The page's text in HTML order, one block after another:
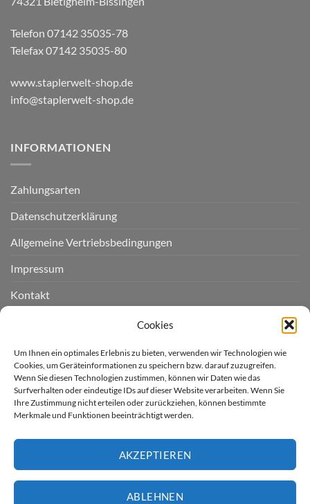
Cookies
Um Ihnen ein optimales Erlebnis zu bieten, verwenden wir Technologien wie
Cookies, um Geräteinformationen zu speichern bzw. darauf zuzugreifen.
Wenn Sie diesen Technologien zustimmen, können wir Daten wie das
Surfverhalten oder eindeutige IDs auf dieser Website verarbeiten. Wenn Sie
Ihre Zustimmung nicht erteilen oder zurückziehen, können bestimmte
Merkmale und Funktionen beeinträchtigt werden.
AKZEPTIEREN
ABLEHNEN
Telefon 07142 35035-78
Telefax 07142 35035-80
www.staplerwelt-shop.de
info@staplerwelt-shop.de
INFORMATIONEN
Zahlungsarten
Datenschutzerklärung
Allgemeine Vertriebsbedingungen
Impressum
Kontakt
Cookie-Richtlinie (EU)
LIEFERGEBIET
nur nach Deutschland.
* Kostenloser Versand innerhalb